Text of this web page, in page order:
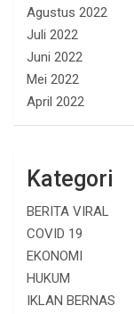
Agustus 2022
Juli 2022
Juni 2022
Mei 2022
April 2022
Kategori
BERITA VIRAL
COVID 19
EKONOMI
HUKUM
IKLAN BERNAS